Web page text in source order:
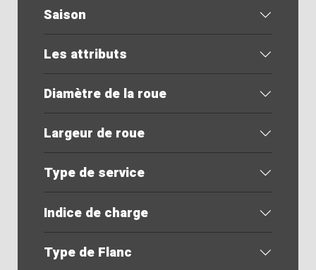
Saison
Les attributs
Diamètre de la roue
Largeur de roue
Type de service
Indice de charge
Type de Flanc